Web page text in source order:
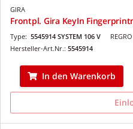
GIRA
Frontpl. Gira KeyIn
Type: 5545914 SYSTEM 106 V
Hersteller-Art.Nr.: 5545914
In den Warenkorb